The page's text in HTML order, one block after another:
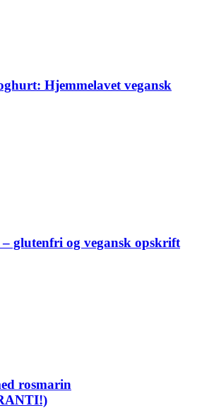
Hjemmelavet vegansk
glutenfri og vegansk opskrift
rosmarin